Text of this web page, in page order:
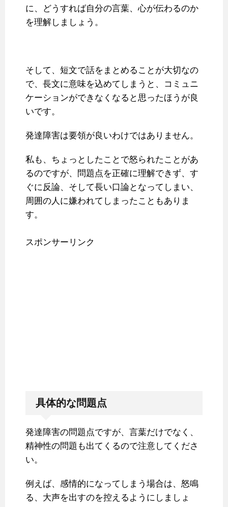
に、どうすれば自分の言葉、心が伝わるのか
を理解しましょう。
そして、短文で話をまとめることが大切なの
で、長文に意味を込めてしまうと、コミュニ
ケーションができなくなると思ったほうが良
いです。
発達障害は要領が良いわけではありません。
私も、ちょっとしたことで怒られたことがあ
るのですが、問題点を正確に理解できず、す
ぐに反論、そして長い口論となってしまい、
周囲の人に嫌われてしまったこともありま
す。
スポンサーリンク
具体的な問題点
発達障害の問題点ですが、言葉だけでなく、
精神性の問題も出てくるので注意してくださ
い。
例えば、感情的になってしまう場合は、怒鳴
る、大声を出すのを控えるようにしましょ